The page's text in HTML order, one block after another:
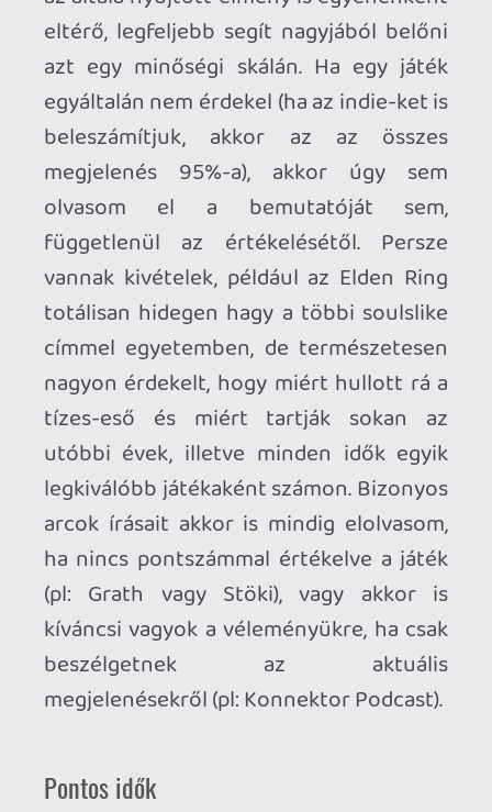
A 10 pont az a Tökéletes Játékot
jelenti? Korán sem, csupán az olyan
nagyon ritkán felbukkanó, igazán
jelentős mérföldköveket,
amelyeket akár évtizedes távlatban
is viszonyítási alapnak
használhatunk az adott műfajon
belül és sok-sok éven át hozzájuk
mérjük a követőket. (GTA összes,
Zelda összes, Super Mario összes,
Red Dead Redemption I-II, Halo,
Bioshock, Half-Life 2, Resident Evil
4, Elden Ring, stb...)
Mások véleménye határozza meg a saját
véleményemet? Nem. Befolyásolnak e
valamilyen mértékben a pontszámok?
Mindenképpen. Játszom e kifejezetten
alacsonyan pontozott játékokkal?
időzíteni a kritikák olvasását, de attól az
évi néhány megjelenéstől eltekintve